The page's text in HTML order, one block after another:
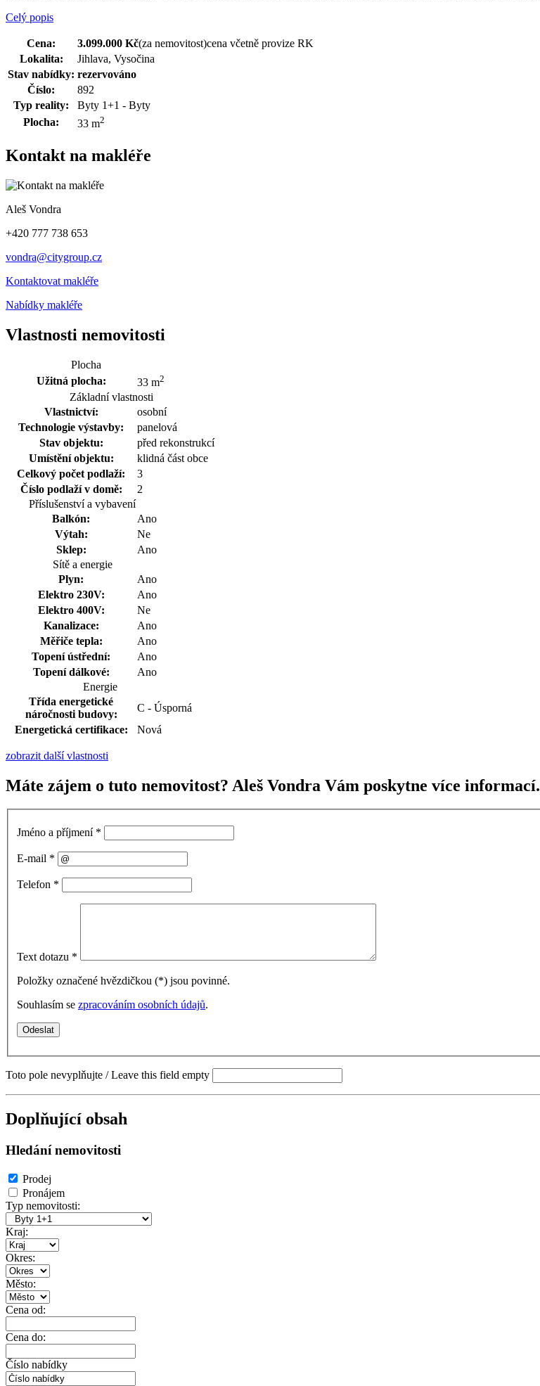
Celý popis
Cena: 3.099.000 Kč(za nemovitost)cena včetně provize RK
Lokalita:
Jihlava, Vysočina
Stav nabídky: rezervováno
Číslo:
892
Typ reality:
Byty 1+1 - Byty
Plocha:
33 m2
Kontakt na makléře
Aleš Vondra
+420 777 738 653
vondra@citygroup.cz
Kontaktovat makléře
Nabídky makléře
Vlastnosti nemovitosti
Plocha
Užitná plocha:
33 m2
Základní vlastnosti
Vlastnictví:
osobní
Technologie výstavby:
panelová
Stav objektu:
před rekonstrukcí
Umístění objektu:
klidná část obce
Celkový počet podlaží:
3
Číslo podlaží v domě:
2
Příslušenství a vybavení
Balkón:
Ano
Výtah:
Ne
Sklep:
Ano
Sítě a energie
Plyn:
Ano
Elektro 230V:
Ano
Elektro 400V:
Ne
Kanalizace:
Ano
Měřiče tepla:
Ano
Topení ústřední:
Ano
Topení dálkové:
Ano
Energie
Třída energetické
náročnosti budovy:
C - Úsporná
Energetická certifikace:
Nová
zobrazit další vlastnosti
Máte zájem o tuto nemovitost? Aleš Vondra Vám poskytne více informací.
Jméno a příjmení *
E-mail *
Telefon *
Text dotazu *
Položky označené hvězdičkou (*) jsou povinné.
Souhlasím se zpracováním osobních údajů.
Toto pole nevyplňujte / Leave this field empty
Doplňující obsah
Hledání nemovitosti
Prodej
Pronájem
Typ nemovitosti:
Kraj:
Okres:
Město:
Cena od:
Cena do:
Číslo nabídky